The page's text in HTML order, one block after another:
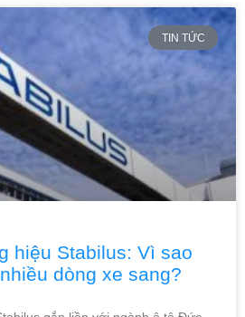
TIN TỨC
hiệu Stabilus: Vì sao
dòng xe sang?